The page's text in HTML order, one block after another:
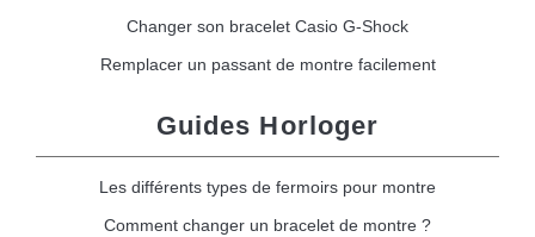
Changer son bracelet Casio G-Shock
Remplacer un passant de montre facilement
Guides Horloger
Les différents types de fermoirs pour montre
Comment changer un bracelet de montre ?